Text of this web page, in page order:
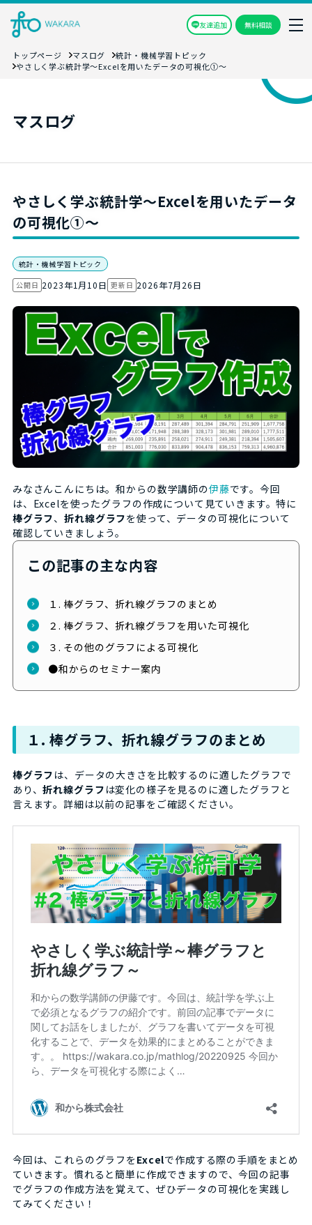
友達追加 無料相談
トップページ マスログ
統計・機械学習トピック
やさしく学ぶ統計学～Excelを用いたデータの可視化➀～
マスログ
やさしく学ぶ統計学～Excelを用いたデータ
の可視化➀～
統計・機械学習トピック
公開日 2023年1月10日 更新日 2026年7月26日
みなさんこんにちは。和からの数学講師の伊藤です。今回
は、Excelを使ったグラフの作成について見ていきます。特に
棒グラフ、折れ線グラフを使って、データの可視化について
確認していきましょう。
この記事の主な内容
１. 棒グラフ、折れ線グラフのまとめ
２. 棒グラフ、折れ線グラフを用いた可視化
３. その他のグラフによる可視化
●和からのセミナー案内
１. 棒グラフ、折れ線グラフのまとめ
棒グラフ は、データの大きさを比較するのに適したグラフで
あり、折れ線グラフ は変化の様子を見るのに適したグラフと
言えます。詳細は以前の記事をご確認ください。
今回は、これらのグラフをExcelで作成する際の手順をまとめ
ていきます。慣れると簡単に作成できますので、今回の記事
でグラフの作成方法を覚えて、ぜひデータの可視化を実践し
てみてください！